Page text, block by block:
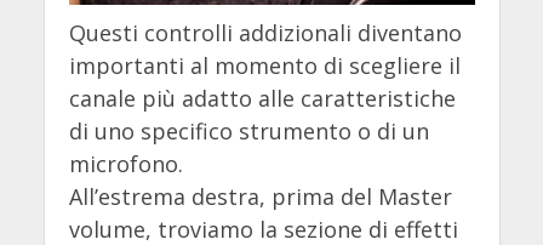
Questi controlli addizionali diventano
importanti al momento di scegliere il
canale più adatto alle caratteristiche
di uno specifico strumento o di un
microfono.
All’estrema destra, prima del Master
volume, troviamo la sezione di effetti